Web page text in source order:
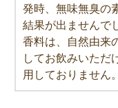
発時、無味無臭の
結果が出ませんで
香料は、自然由来
してお飲みいただ
用しておりません。